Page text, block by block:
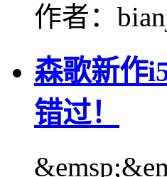
作者：
森歌新作
错过！